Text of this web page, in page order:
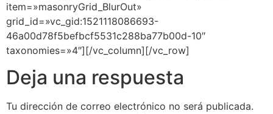
item=»masonryGrid_BlurOut»
grid_id=»vc_gid:1521118086693-
46a00d78f5befbcf5531c288ba77b00d-10″
taxonomies=»4″][/vc_column][/vc_row]
Deja una respuesta
Tu dirección de correo electrónico no será publicada.